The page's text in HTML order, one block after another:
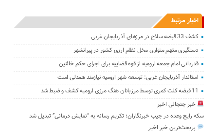
اخبار مرتبط
کشف 33 قبضه سلاح در مرزهای آذربایجان غربی
دستگیری متهم متواری مخل نظام ارزی کشور در پیرانشهر
قدردانی امام جمعه ارومیه از قوه قضاییه برای اجرای حکم خائنین ‌
استاندار آذربایجان‌ غربی: توسعه شهر ارومیه نیازمند همدلی است
11 قبضه کلت کمری توسط مرزبانان هنگ مرزی ارومیه کشف و ضبط شد
خبر جنجالی اخیر
سکه رایج وعده در جیب خبرنگاران؛ تکریم رسانه به “نمایش درمانی” تبدیل شد
پربحث‌ترین خبر اخیر